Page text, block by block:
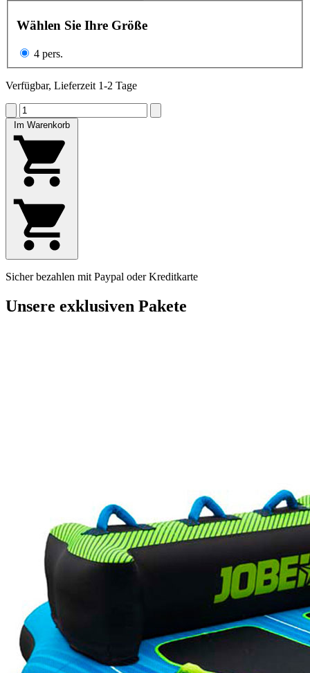
Wählen Sie Ihre Größe
4 pers.
Verfügbar, Lieferzeit 1-2 Tage
Im Warenkorb
Sicher bezahlen mit Paypal oder Kreditkarte
Unsere exklusiven Pakete